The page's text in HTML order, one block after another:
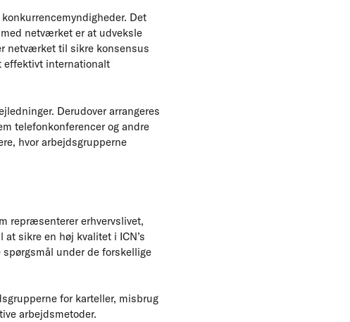
Det
netværket er at udveksle
netværket til sikre konsensus
effektivt internationalt
Derudover arrangeres
telefonkonferencer og andre
hvor arbejdsgrupperne
repræsenterer erhvervslivet,
sikre en høj kvalitet i ICN’s
under de forskellige
for karteller, misbrug
arbejdsmetoder.